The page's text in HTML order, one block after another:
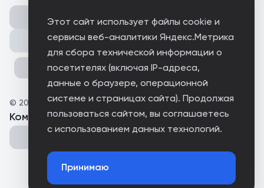
Этот сайт использует файлы cookie и
сервисы веб-аналитики Яндекс.Метрика
для сбора технической информации о
посетителях (включая IP-адреса,
данные о браузере, операционной
системе и страницах сайта). Продолжая
пользоваться сайтом, вы соглашаетесь
с использованием данных технологий.
Принимаю
Поделиться
© 2025 RUSSIAN CARTELL
Комментарии(0 )